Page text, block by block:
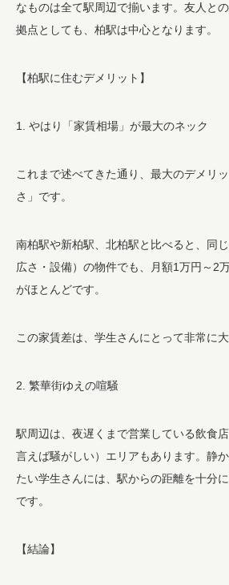
なものは全て駅周辺で揃います。友人と
拠点としても、柏駅は中心となります。
【柏駅に住むデメリット】
1. やはり「家賃相場」が最大のネック
これまで述べてきた通り、最大のデメリ
さ」です。
南柏駅や新柏駅、北柏駅と比べると、同
広さ・設備）の物件でも、月額1万円～2
がほとんどです。
この家賃差は、学生さんにとって非常に
2. 繁華街ゆえの喧騒
駅周辺は、夜遅くまで営業している飲食
言えば騒がしい）エリアもあります。静
たい学生さんには、駅からの距離を十分
です。
【結論】